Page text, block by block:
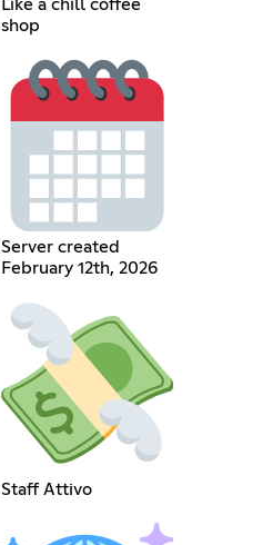
Like a chill coffee
shop
Server created
February 12th, 2026
Staff Attivo